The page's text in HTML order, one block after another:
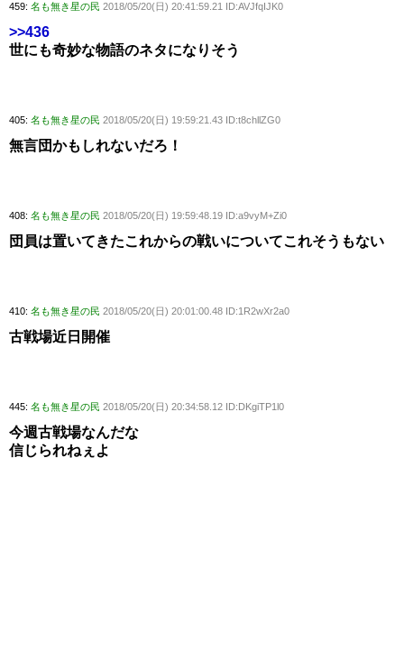
459: 名も無き星の民 2018/05/20(日) 20:41:59.21 ID:AVJfqIJK0
>>436
世にも奇妙な物語のネタになりそう
405: 名も無き星の民 2018/05/20(日) 19:59:21.43 ID:t8chllZG0
無言団かもしれないだろ！
408: 名も無き星の民 2018/05/20(日) 19:59:48.19 ID:a9vyM+Zi0
団員は置いてきたこれからの戦いについてこれそうもない
410: 名も無き星の民 2018/05/20(日) 20:01:00.48 ID:1R2wXr2a0
古戦場近日開催
445: 名も無き星の民 2018/05/20(日) 20:34:58.12 ID:DKgiTP1l0
今週古戦場なんだな
信じられねぇよ